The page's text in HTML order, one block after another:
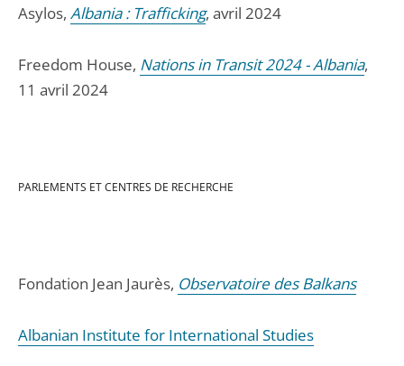
Asylos, Albania : Trafficking, avril 2024
Freedom House, Nations in Transit 2024 - Albania,
11 avril 2024
PARLEMENTS ET CENTRES DE RECHERCHE
Fondation Jean Jaurès, Observatoire des Balkans
Albanian Institute for International Studies